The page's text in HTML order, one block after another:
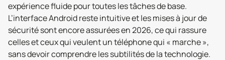
expérience fluide pour toutes les tâches de base.
L’interface Android reste intuitive et les mises à jour de
sécurité sont encore assurées en 2026, ce qui rassure
celles et ceux qui veulent un téléphone qui « marche »,
sans devoir comprendre les subtilités de la technologie.